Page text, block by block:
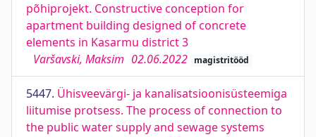
põhiprojekt. Constructive conception for
apartment building designed of concrete
elements in Kasarmu district 3
Varšavski, Maksim 02.06.2022 magistritööd
5447. Ühisveevärgi- ja kanalisatsioonisüsteemiga
liitumise protsess. The process of connection to
the public water supply and sewage systems